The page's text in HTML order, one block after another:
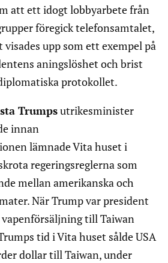
att ett idogt lobbyarbete från
föregick telefonsamtalet,
upp som ett exempel på
aningslöshet och brist
protokollet.
Trumpsutrikesminister
innan
lämnade Vita huset i
regeringsreglerna som
mellan amerikanska och
När Trump var president
vapenförsäljning till Taiwan
tid i Vita huset sålde USA
dollar till Taiwan, under